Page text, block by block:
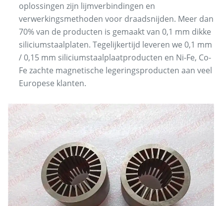
oplossingen zijn lijmverbindingen en
verwerkingsmethoden voor draadsnijden. Meer dan
70% van de producten is gemaakt van 0,1 mm dikke
siliciumstaalplaten. Tegelijkertijd leveren we 0,1 mm
/ 0,15 mm siliciumstaalplaatproducten en Ni-Fe, Co-
Fe zachte magnetische legeringsproducten aan veel
Europese klanten.